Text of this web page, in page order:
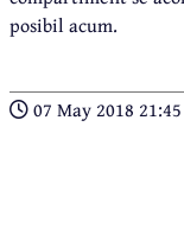
posibil acum.
07 May 2018 21:45